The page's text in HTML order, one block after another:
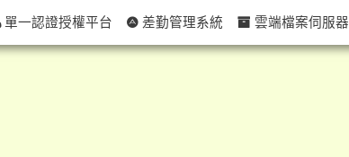
單一認證授權平台 差勤管理系統 雲端檔案伺服器